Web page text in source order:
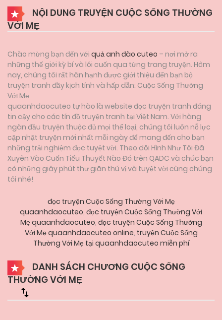
NỘI DUNG TRUYỆN CUỘC SỐNG THƯỜNG
VỚI MẸ
Chào mừng bạn đến với quả anh đào cuteo – nơi mở ra
những thế giới kỳ bí và lôi cuốn qua từng trang truyện. Hôm
nay, chúng tôi rất hân hạnh được giới thiệu đến bạn bộ
truyện tranh đầy kịch tính và hấp dẫn: Cuộc Sống Thường
Với Mẹ
quaanhdaocuteo tự hào là website đọc truyện tranh đáng
tin cậy cho các tín đồ truyện tranh tại Việt Nam. Với hàng
ngàn đầu truyện thuộc đủ mọi thể loại, chúng tôi luôn nỗ lực
cập nhật truyện mới nhất mỗi ngày để mang đến cho bạn
những trải nghiệm đọc tuyệt vời. Theo dõi Hình Như Tôi Đã
Xuyên Vào Cuốn Tiểu Thuyết Nào Đó trên QADC và chúc bạn
có những giây phút thư giãn thú vị và tuyệt vời cùng chúng
tôi nhé!
đọc truyện Cuộc Sống Thường Với Mẹ
quaanhdaocuteo, đọc truyện Cuộc Sống Thường Với
Mẹ quaanhdaocuteo, đọc truyện Cuộc Sống Thường
Với Mẹ quaanhdaocuteo online, truyện Cuộc Sống
Thường Với Mẹ tại quaanhdaocuteo miễn phí
DANH SÁCH CHƯƠNG CUỘC SỐNG
THƯỜNG VỚI MẸ